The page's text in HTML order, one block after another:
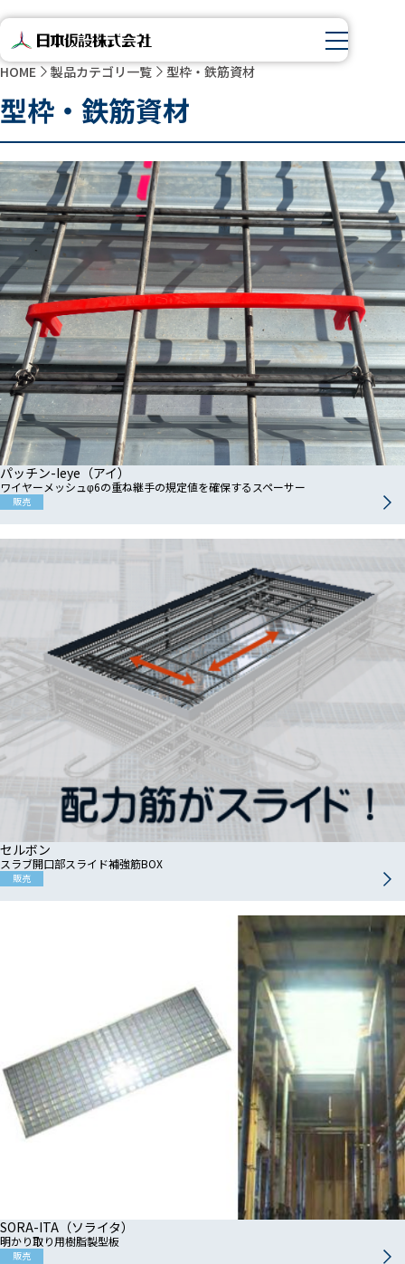
HOME 製品カテゴリ一覧 型枠・鉄筋資材
型枠・鉄筋資材
パッチン-Ieye（アイ）
ワイヤーメッシュφ6の重ね継手の規定値を確保するスペーサー
販売
セルボン
スラブ開口部スライド補強筋BOX
販売
SORA-ITA（ソライタ）
明かり取り用樹脂製型板
販売